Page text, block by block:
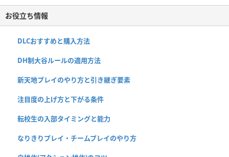
お役立ち情報
DLCおすすめと購入方法
DH制大谷ルールの適用方法
新天地プレイのやり方と引き継ぎ要素
注目度の上げ方と下がる条件
転校生の入部タイミングと能力
なりきりプレイ・チームプレイのやり方